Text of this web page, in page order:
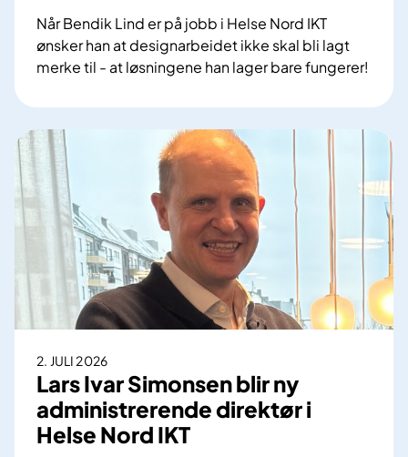
Når Bendik Lind er på jobb i Helse Nord IKT
ønsker han at designarbeidet ikke skal bli lagt
merke til - at løsningene han lager bare fungerer!
e
n
n
r
l
ø
s
2. JULI 2026
Lars Ivar Simonsen blir ny
administrerende direktør i
Helse Nord IKT